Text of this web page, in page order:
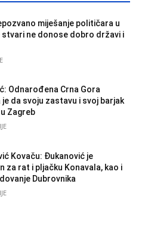
miješanje političara u
stvari ne donose dobro državi i
Odnarođena Crna Gora
da svoju zastavu i svoj barjak
Zagreb
Kovaču: Đukanović je
za rat i pljačku Konavala, kao i
Dubrovnika